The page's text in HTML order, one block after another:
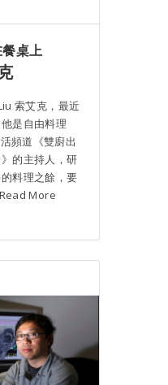
桌上
索艾克，最近
是自由料理
頻道《雙廚出
的主持人，研
料理之餘，要
More